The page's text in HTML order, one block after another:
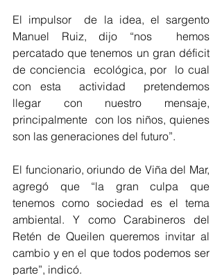
El impulsor  de la idea, el sargento
Manuel Ruiz, dijo “nos  hemos
percatado que tenemos un gran déficit
de conciencia  ecológica, por  lo cual
con esta  actividad  pretendemos
llegar con nuestro mensaje,
principalmente  con los niños, quienes
son las generaciones del futuro”.
El funcionario, oriundo de Viña del Mar,
agregó que “la gran culpa que
tenemos como sociedad es el tema
ambiental. Y como Carabineros del
Retén de Queilen queremos invitar al
cambio y en el que todos podemos ser
parte”, indicó.